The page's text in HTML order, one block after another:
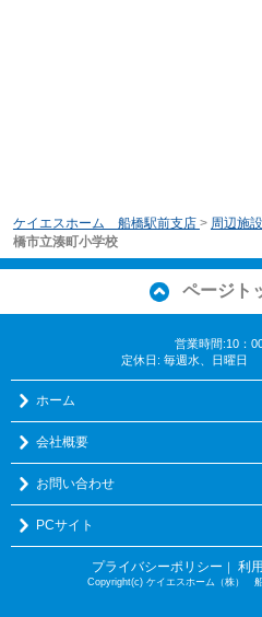
ケイエスホーム 船橋駅前支店 > 周辺施
橋市立湊町小学校
ページト
営業時間:10：
定休日: 毎週水、日曜日
ホーム
会社概要
お問い合わせ
PCサイト
プライバシーポリシー ｜ 利
Copyright(c) ケイエスホーム（株）